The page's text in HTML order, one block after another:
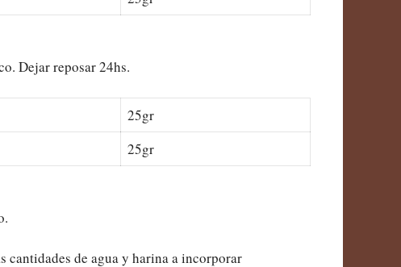
Dejar reposar 24hs.
25gr
25gr
cantidades de agua y harina a incorporar